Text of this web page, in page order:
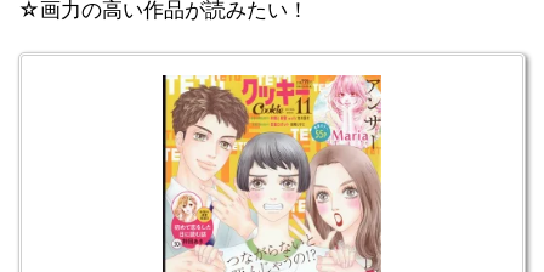
☆画力の高い作品が読みたい！